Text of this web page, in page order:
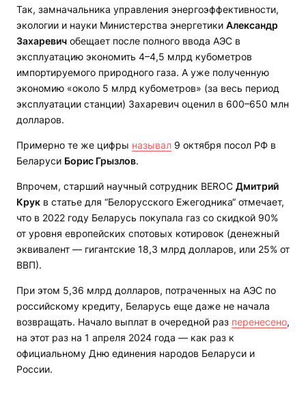
Так, замначальника управления энергоэффективности,
экологии и науки Министерства энергетики Александр
Захаревич обещает после полного ввода АЭС в
эксплуатацию экономить 4–4,5 млрд кубометров
импортируемого природного газа. А уже полученную
экономию «около 5 млрд кубометров» (за весь период
эксплуатации станции) Захаревич оценил в 600–650 млн
долларов.
Примерно те же цифры называл 9 октября посол РФ в
Беларуси Борис Грызлов.
Впрочем, старший научный сотрудник BEROC Дмитрий
Крук в статье для “Белорусского Ежегодника“ отмечает,
что в 2022 году Беларусь покупала газ со скидкой 90%
от уровня европейских спотовых котировок (денежный
эквивалент — гигантские 18,3 млрд долларов, или 25% от
ВВП).
При этом 5,36 млрд долларов, потраченных на АЭС по
российскому кредиту, Беларусь еще даже не начала
возвращать. Начало выплат в очередной раз перенесено,
на этот раз на 1 апреля 2024 года — как раз к
официальному Дню единения народов Беларуси и
России.